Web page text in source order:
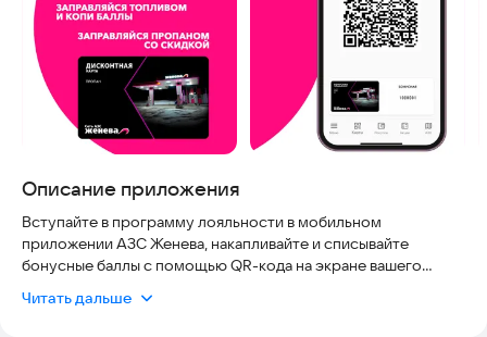
Описание приложения
Вступайте в программу лояльности в мобильном
приложении АЗС Женева, накапливайте и списывайте
бонусные баллы с помощью QR-кода на экране вашего
курсе скидок и акций.
Читать дальше